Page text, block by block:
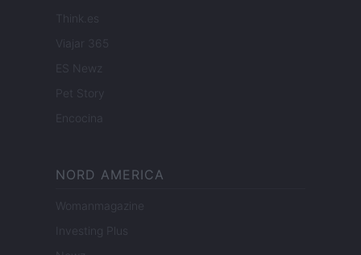
Think.es
Viajar 365
ES Newz
Pet Story
Encocina
NORD AMERICA
Womanmagazine
Investing Plus